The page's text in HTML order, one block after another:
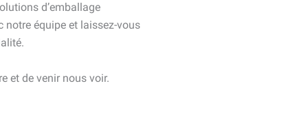
d’emballage
notre équipe et laissez-vous
et de venir nous voir.